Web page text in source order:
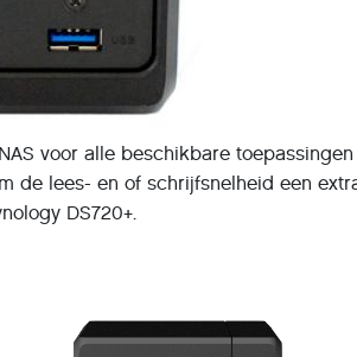
voor alle beschikbare
de lees- en of schrijfsnelheid een
DS720+.